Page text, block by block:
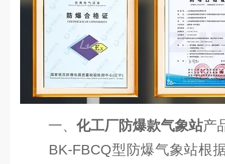
一、 化工厂防爆款气象站产
BK-FBCQ型防爆气象站根据